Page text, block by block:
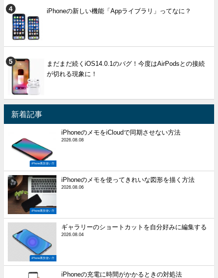
iPhoneの新しい機能「Appライブラリ」ってなに？
まだまだ続くiOS14.0.1のバグ！今度はAirPodsとの接続
が切れる現象に！
新着記事
iPhone裏技使い方
iPhoneのメモをiCloudで同期させない方法
2026.08.08
iPhone裏技使い方
iPhoneのメモを使ってきれいな図形を描く方法
2026.08.06
iPhone裏技使い方
ギャラリーのショートカットを自分好みに編集する
2026.08.04
iPhoneの充電に時間がかかるときの対処法